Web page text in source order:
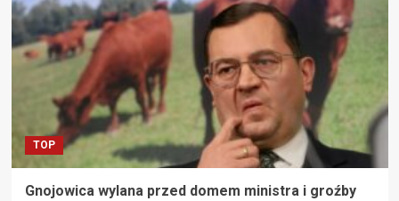
TOP
Gnojowica wylana przed domem ministra i groźby